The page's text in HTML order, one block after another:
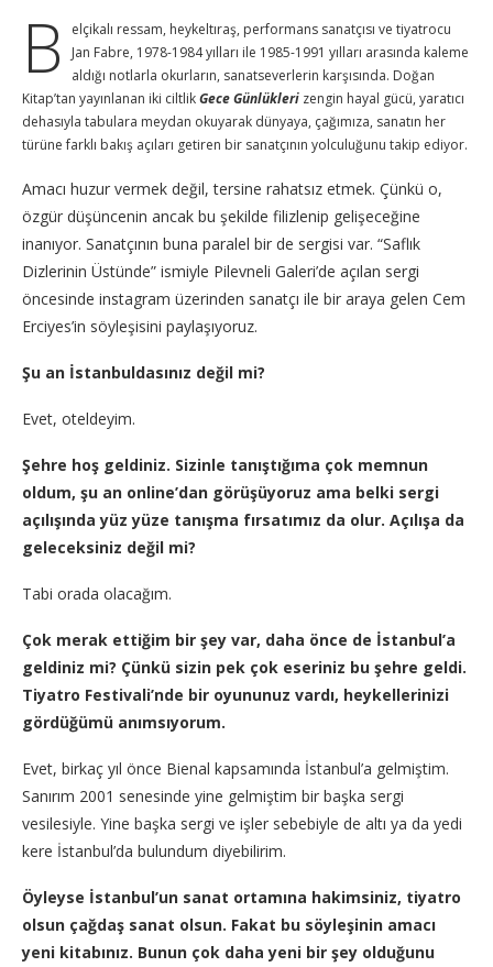
B
elçikalı ressam, heykeltıraş, performans sanatçısı ve tiyatrocu
Jan Fabre, 1978-1984 yılları ile 1985-1991 yılları arasında kaleme
aldığı notlarla okurların, sanatseverlerin karşısında. Doğan
Kitap’tan yayınlanan iki ciltlikGece Günlükleri zengin hayal gücü, yaratıcı
dehasıyla tabulara meydan okuyarak dünyaya, çağımıza, sanatın her
türüne farklı bakış açıları getiren bir sanatçının yolculuğunu takip ediyor.
Amacı huzur vermek değil, tersine rahatsız etmek. Çünkü o,
özgür düşüncenin ancak bu şekilde filizlenip gelişeceğine
inanıyor. Sanatçının buna paralel bir de sergisi var. “Saflık
Dizlerinin Üstünde” ismiyle Pilevneli Galeri’de açılan sergi
öncesinde instagram üzerinden sanatçı ile bir araya gelen Cem
Erciyes’in söyleşisini paylaşıyoruz.
Şu an İstanbuldasınız değil mi?
Evet, oteldeyim.
Şehre hoş geldiniz. Sizinle tanıştığıma çok memnun
oldum, şu an online’dan görüşüyoruz ama belki sergi
açılışında yüz yüze tanışma fırsatımız da olur. Açılışa da
geleceksiniz değil mi?
Tabi orada olacağım.
Çok merak ettiğim bir şey var, daha önce de İstanbul’a
geldiniz mi? Çünkü sizin pek çok eseriniz bu şehre geldi.
Tiyatro Festivali’nde bir oyununuz vardı, heykellerinizi
gördüğümü anımsıyorum.
Evet, birkaç yıl önce Bienal kapsamında İstanbul’a gelmiştim.
Sanırım 2001 senesinde yine gelmiştim bir başka sergi
vesilesiyle. Yine başka sergi ve işler sebebiyle de altı ya da yedi
kere İstanbul’da bulundum diyebilirim.
Öyleyse İstanbul’un sanat ortamına hakimsiniz, tiyatro
olsun çağdaş sanat olsun. Fakat bu söyleşinin amacı
yeni kitabınız. Bunun çok daha yeni bir şey olduğunu